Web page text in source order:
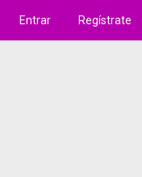
Entrar Regístrate